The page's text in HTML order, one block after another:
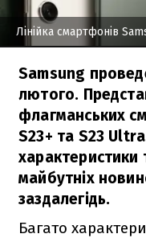
Лінійка смартфонів
Samsung
лютого.
флагманських
S23+ та S23
характеристики
майбутніх
заздалегідь.
Багато